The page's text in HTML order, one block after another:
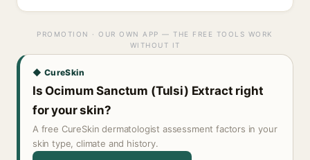
PROMOTION · OUR OWN APP — THE FREE TOOLS WORK
WITHOUT IT
◆ CureSkin
Is Ocimum Sanctum (Tulsi) Extract right
for your skin?
A free CureSkin dermatologist assessment factors in your
skin type, climate and history.